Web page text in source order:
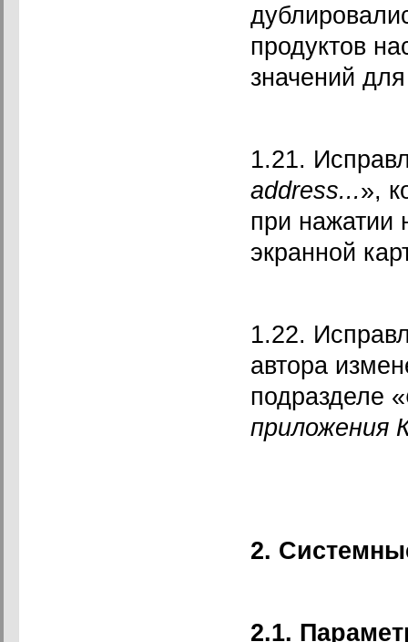
продуктов
значений
1.21.
address...»,
при нажатии
экранной
1.22.
автора
подразделе «
приложения
2.
2.1.